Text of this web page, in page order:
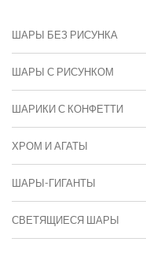
ШАРЫ БЕЗ РИСУНКА
ШАРЫ С РИСУНКОМ
ШАРИКИ С КОНФЕТТИ
ХРОМ И АГАТЫ
ШАРЫ-ГИГАНТЫ
СВЕТЯЩИЕСЯ ШАРЫ